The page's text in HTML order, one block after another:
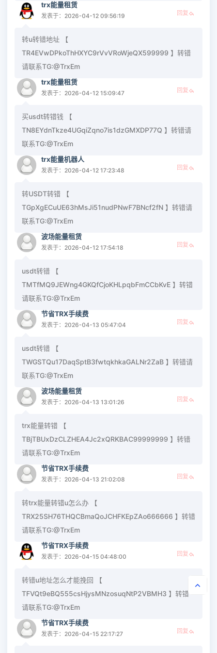
trx能量租赁
发表于：2026-04-12 09:56:19 回复
转u转错地址 【
TR4EVwDPkoThHXYC9rVvVRoWjeQX599999 】转错
请联系TG:@TrxEm
trx能量租赁
发表于：2026-04-12 15:09:47 回复
买usdt转错钱 【
TN8EYdnTkze4UGqiZqno7is1dzGMXDP77Q 】转错请
联系TG:@TrxEm
trx能量机器人
发表于：2026-04-12 17:23:48 回复
转USDT转错 【
TGpXgECuUE63hMsJi51nudPNwF7BNcf2fN 】转错请
联系TG:@TrxEm
波场能量租赁
发表于：2026-04-12 17:54:18 回复
usdt转错 【
TMTfMQ9JEWng4GKQfCjoKHLpqbFmCCbKvE 】转错
请联系TG:@TrxEm
节省TRX手续费
发表于：2026-04-13 05:47:04 回复
usdt转错 【
TWGSTQu17DaqSptB3fwtqkhkaGALNr2ZaB 】转错请
联系TG:@TrxEm
波场能量租赁
发表于：2026-04-13 13:01:26 回复
trx能量转错 【
TBjTBUxDzCLZHEA4Jc2xQRKBAC99999999 】转错
请联系TG:@TrxEm
节省TRX手续费
发表于：2026-04-13 21:02:08 回复
转trx能量转错u怎么办 【
TRX25SH76THQCBmaQoJCHFKEpZAo666666 】转错
请联系TG:@TrxEm
节省TRX手续费
发表于：2026-04-15 04:48:00 回复
转错u地址怎么才能挽回 【
TFVQt9eBQ555csHjysMNzosuqNtP2VBMH3 】转错
请联系TG:@TrxEm
节省TRX手续费
发表于：2026-04-15 22:17:27 回复